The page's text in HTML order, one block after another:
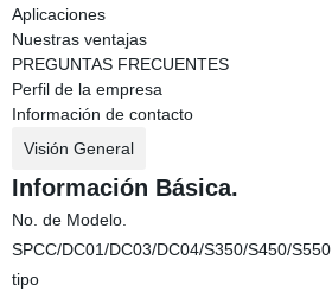
Aplicaciones
Nuestras ventajas
PREGUNTAS FRECUENTES
Perfil de la empresa
Información de contacto
Visión General
Información Básica.
No. de Modelo.
SPCC/DC01/DC03/DC04/S350/S450/S550
tipo